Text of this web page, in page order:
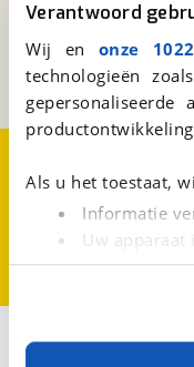
Verantwoord
Wij en onze
technologieën
Als u het toestaat,
Informatie
Uw
Lees meer over
Met cookies en
Kosterijland15
Een initiatief van
BOVAG
Cookievoorkeuren